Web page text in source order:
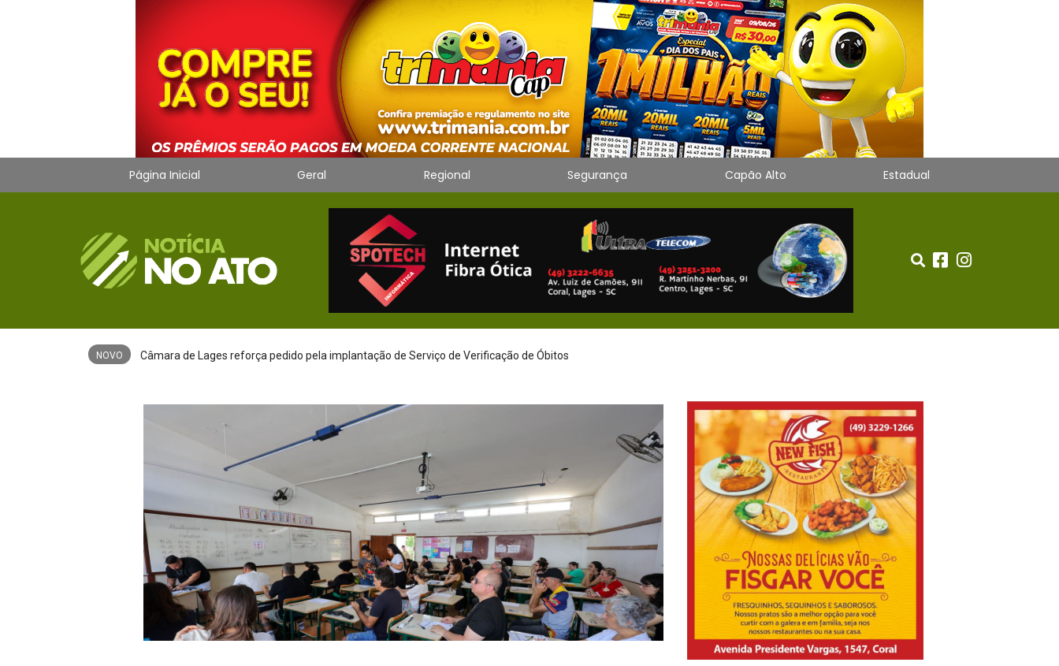
Página Inicial Geral Regional Segurança Capão Alto Estadual
NOVO Poderá faltar água na região norte da cidade nesta quarta-feira devido à higienização de reservatório